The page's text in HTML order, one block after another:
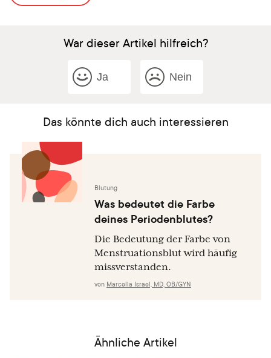
Perkins NJ, Sjaarda LA, et al. Perceived stress,
Huhmann K. Menses Requires Energy: A Review of How
Disordered Eating, Excessive Exercise, and High Stress
reproduction. International journal of endocrinology.
2010 Mar 8;2010.
War dieser Artikel hilfreich?
Ja Nein
Das könnte dich auch interessieren
Blutung
Was bedeutet die Farbe
deines Periodenblutes?
Die Bedeutung der Farbe von
Menstruationsblut wird häufig
missverstanden.
von Marcella Israel, MD, OB/GYN
Ähnliche Artikel